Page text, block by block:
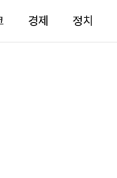
경제 정치